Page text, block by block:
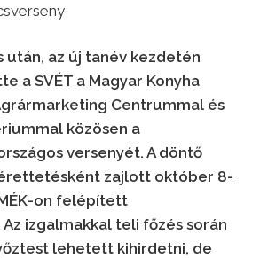
után, az új tanév kezdetén
a SVÉT a Magyar Konyha
Centrummal és
közösen a
versenyét. A döntő
zajlott október 8-
on felépített
izgalmakkal teli főzés során
lehetett kihirdetni, de